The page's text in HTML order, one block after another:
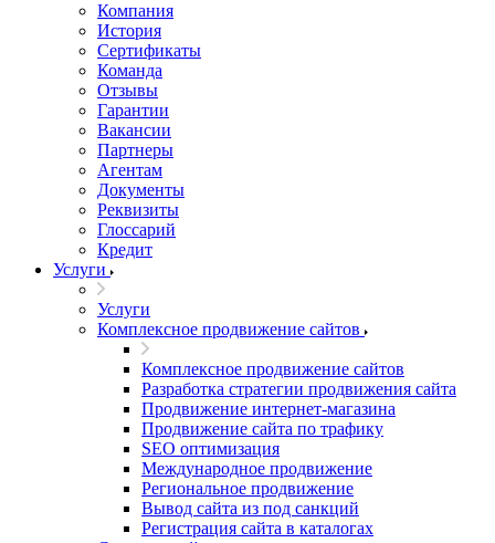
Компания
История
Сертификаты
Команда
Отзывы
Гарантии
Вакансии
Партнеры
Агентам
Документы
Реквизиты
Глоссарий
Кредит
Услуги
Услуги
Комплексное продвижение сайтов
Комплексное продвижение сайтов
Разработка стратегии продвижения сайта
Продвижение интернет-магазина
Продвижение сайта по трафику
SEO оптимизация
Международное продвижение
Региональное продвижение
Вывод сайта из под санкций
Регистрация сайта в каталогах